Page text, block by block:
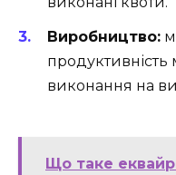
Виробництво:
продуктивність
виконання на
Що таке